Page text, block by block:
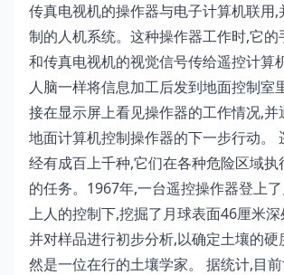
传真电视机的操作器与电子计算机联用,
制的人机系统。这种操作器工作时,它的
和传真电视机的视觉信号传给遥控计算
人脑一样将信息加工后发到地面控制室
接在显示屏上看见操作器的工作情况,并
地面计算机控制操作器的下一步行动。
经有成百上千种,它们在各种危险区域执
的任务。1967年,一台遥控操作器登上
上人的控制下,挖掘了月球表面46厘米
并对样品进行初步分析,以确定土壤的硬
然是一位在行的土壤学家。 据统计,目